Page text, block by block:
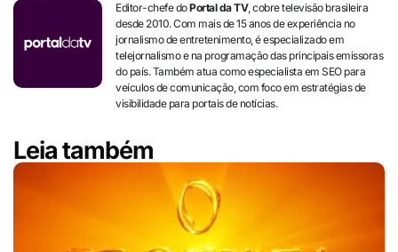
Editor-chefe doPortal da TV, cobre televisão brasileira
desde 2010. Com mais de 15 anos de experiência no
jornalismo de entretenimento, é especializado em
telejornalismo e na programação das principais emissoras
do país. Também atua como especialista em SEO para
veículos de comunicação, com foco em estratégias de
visibilidade para portais de notícias.
Leia também